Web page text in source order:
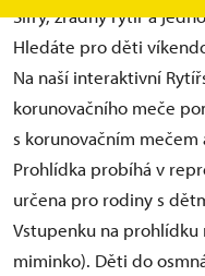
Šifry, zrádný rytíř a
Hledáte pro děti
Na naší interaktivní
korunovačního meče
s korunovačním
Prohlídka probíhá v
určena pro rodiny s
Vstupenku na prohlídku
miminko). Děti do